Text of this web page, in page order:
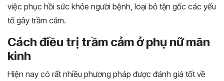
việc phục hồi sức khỏe người bệnh, loại bỏ tận gốc các yếu
tố gây trầm cảm.
Cách điều trị trầm cảm ở phụ nữ mãn
kinh
Hiện nay có rất nhiều phương pháp được đánh giá tốt về